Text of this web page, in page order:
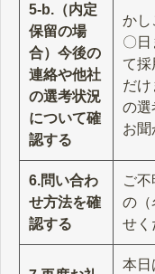
5-b.（内定
保留の場
合）今後の
連絡や他社
の選考状況
について確
認する
かし
〇日
て採
だけ
の選
お聞
6.問い合わ
せ方法を確
認する
ご
の（
せく
本日